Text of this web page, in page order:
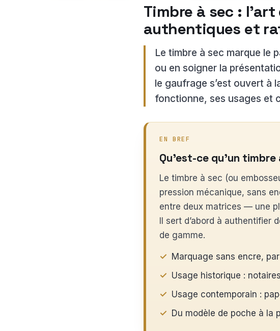
Timbre à sec :
authentiques et
Le timbre à sec marque le
ou en soigner la
le gaufrage s’est ouvert à
fonctionne, ses usages et
EN BREF
Qu’est-ce qu’un timbre
Le timbre à sec (ou
pression mécanique, sans
entre deux matrices — une
Il sert d’abord à
de gamme.
Marquage sans encre,
Usage historique :
Usage contemporain :
Du modèle de poche à la